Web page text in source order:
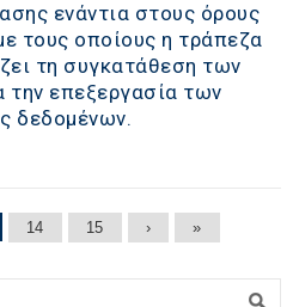
ενάντια στους όρους
τους οποίους η τράπεζα
τη συγκατάθεση των
την επεξεργασία των
δεδομένων.
14 15 › »